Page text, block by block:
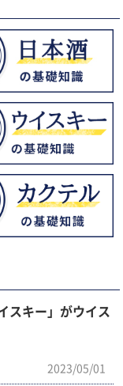
スキー」がウイス
2023/05/01